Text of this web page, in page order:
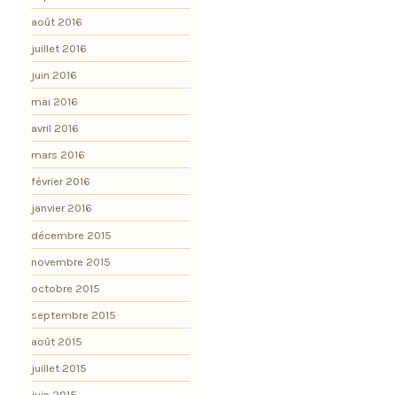
août 2016
juillet 2016
juin 2016
mai 2016
avril 2016
mars 2016
février 2016
janvier 2016
décembre 2015
novembre 2015
octobre 2015
septembre 2015
août 2015
juillet 2015